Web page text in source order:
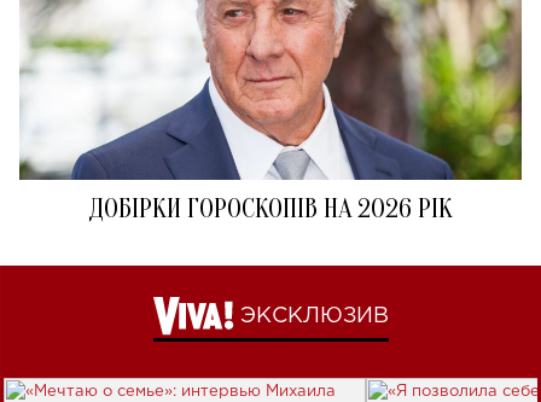
ДОБІРКИ ГОРОСКОПІВ НА 2026 РІК
ЭКСКЛЮЗИВ